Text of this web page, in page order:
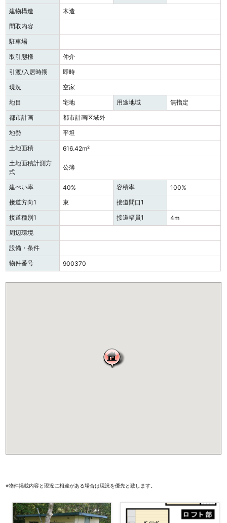
建物構造
木造
間取内容
駐車場
取引態様
仲介
引渡/入居時期
即時
現況
空家
地目
宅地 用途地域
無指定
都市計画
都市計画区域外
地勢
平坦
土地面積
616.42m²
土地面積計測方
式
公簿
建ぺい率 40% 容積率
100%
接道方向1
東
接道間口1
接道種別1
接道幅員1
4m
周辺環境
設備・条件
物件番号
900370
※物件掲載内容と現況に相違がある場合は現況を優先と致します。